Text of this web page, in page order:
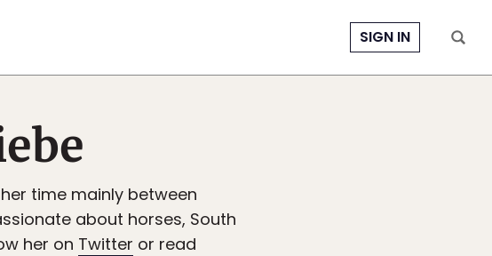
SIGN IN
time mainly between
about horses, South
her on Twitter or read